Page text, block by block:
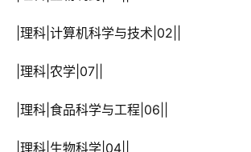
|理科|计算机科学与技术|02||
|理科|农学|07||
|理科|食品科学与工程|06||
|理科|生物科学|04||